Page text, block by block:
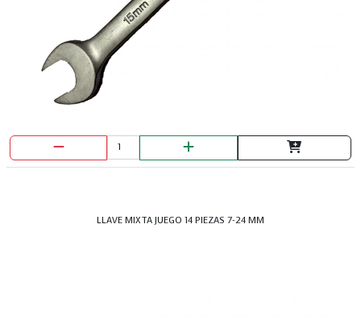
BROCHA PRETUL 1/2"
LLAVE MIXTA JUEGO 14 PIEZAS 7-24 MM